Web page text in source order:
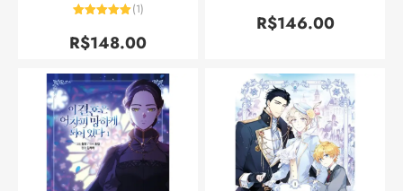
de 5
(1)
R$148.00
de 5
R$146.00